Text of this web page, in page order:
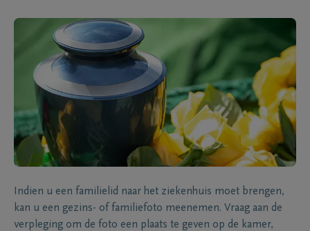
Indien u een familielid naar het ziekenhuis moet brengen,
kan u een gezins- of familiefoto meenemen. Vraag aan de
verpleging om de foto een plaats te geven op de kamer,